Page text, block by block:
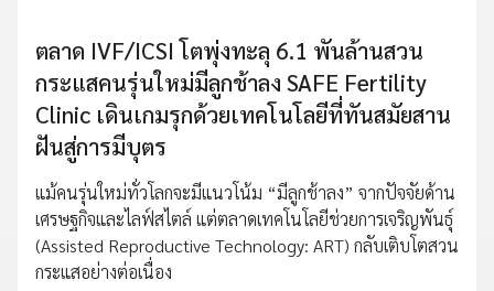
ตลาด IVF/ICSI โตพุ่งทะลุ 6.1 พันล้านสวน
กระแสคนรุ่นใหม่มีลูกช้าลง SAFE Fertility
Clinic เดินเกมรุกด้วยเทคโนโลยีที่ทันสมัยสาน
ฝันสู่การมีบุตร
แม้คนรุ่นใหม่ทั่วโลกจะมีแนวโน้ม “มีลูกช้าลง” จากปัจจัยด้าน
เศรษฐกิจและไลฟ์สไตล์ แต่ตลาดเทคโนโลยีช่วยการเจริญพันธุ์
(Assisted Reproductive Technology: ART) กลับเติบโตสวน
กระแสอย่างต่อเนื่อง